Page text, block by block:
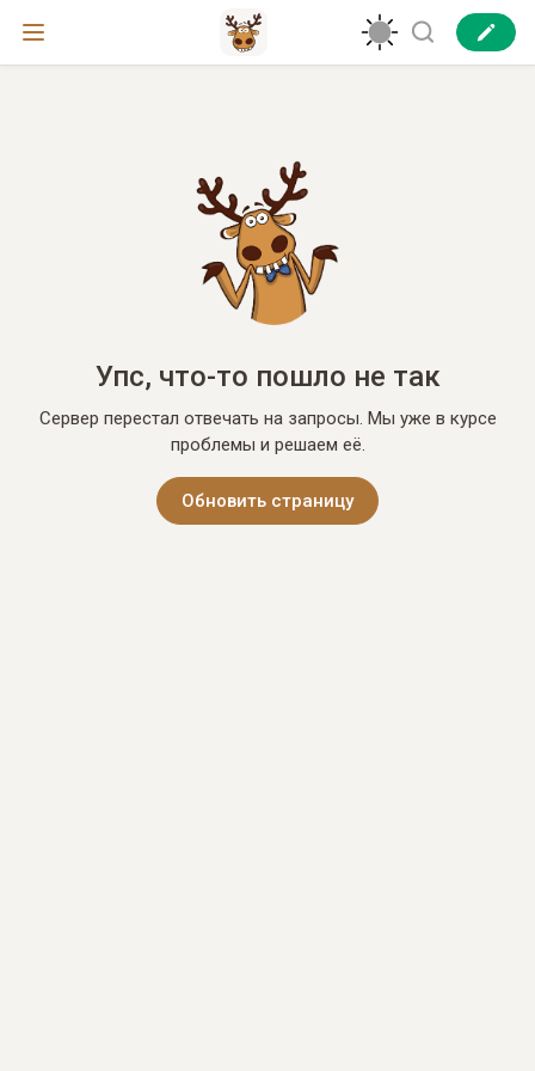
Упс, что-то пошло не так
Сервер перестал отвечать на запросы. Мы уже в курсе
проблемы и решаем её.
Обновить страницу